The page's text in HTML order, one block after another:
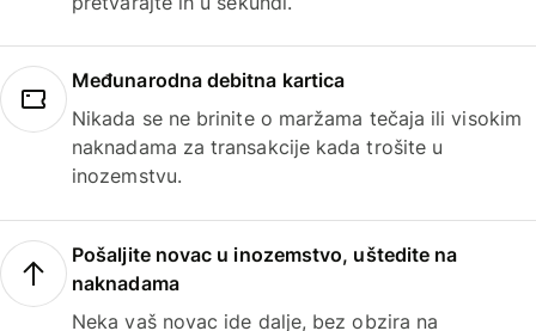
Međunarodna debitna kartica
Nikada se ne brinite o maržama tečaja ili visokim
naknadama za transakcije kada trošite u
inozemstvu.
Pošaljite novac u inozemstvo, uštedite na
naknadama
Neka vaš novac ide dalje, bez obzira na